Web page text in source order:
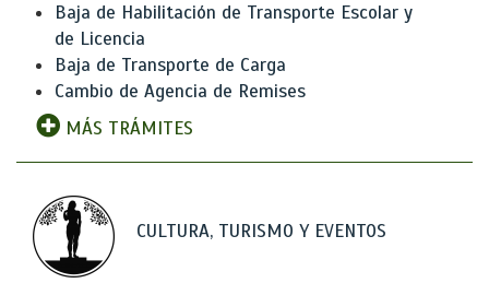
Baja de Habilitación de Transporte Escolar y
de Licencia
Baja de Transporte de Carga
Cambio de Agencia de Remises
MÁS TRÁMITES
CULTURA, TURISMO Y EVENTOS